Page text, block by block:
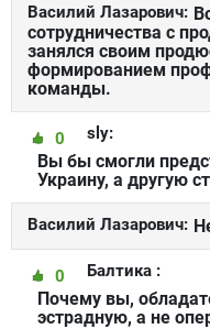
Василий Лазарович:
сотрудничества с
занялся своим
формированием
команды.
sly:
0
Вы бы смогли
Украину, а другую
Василий Лазарович:
Балтика :
0
Почему вы,
эстрадную, а не